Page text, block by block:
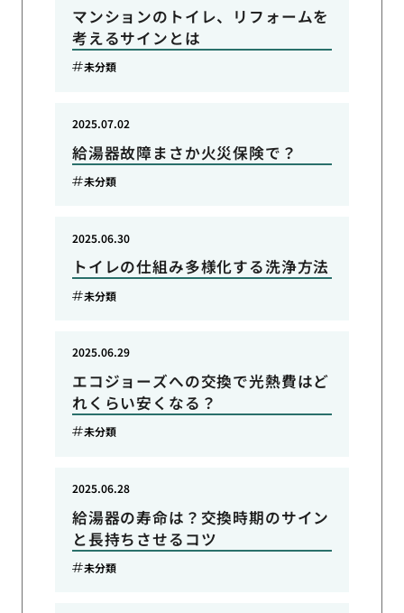
マンションのトイレ、リフォームを
考えるサインとは
未分類
給湯器故障まさか火災保険で？
2025.07.02
未分類
トイレの仕組み多様化する洗浄方法
2025.06.30
未分類
エコジョーズへの交換で光熱費はど
れくらい安くなる？
2025.06.29
未分類
給湯器の寿命は？交換時期のサイン
と長持ちさせるコツ
2025.06.28
未分類